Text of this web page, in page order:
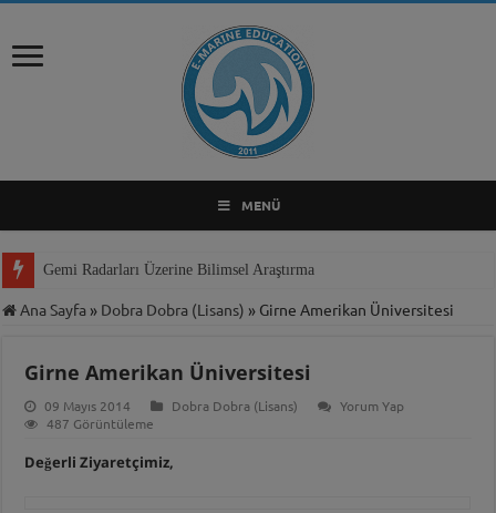
MENÜ
Gemi Radarları Üzerine Bilimsel Araştırma
Ana Sayfa » Dobra Dobra (Lisans) » Girne Amerikan Üniversitesi
Girne Amerikan Üniversitesi
09 Mayıs 2014 Dobra Dobra (Lisans)
Yorum Yap
487 Görüntüleme
Değerli Ziyaretçimiz,